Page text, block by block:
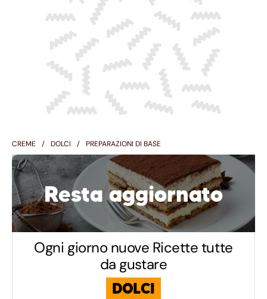
CREME DOLCI PREPARAZIONI DI BASE
Resta aggiornato
Ogni giorno nuove Ricette tutte
da gustare
DOLCI